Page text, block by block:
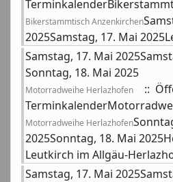
Bikerstammtisch Anzenkirchen
2025Samstag, 17. Mai
Samstag, 17. Mai
Sonntag, 18. Mai 2025
Motorradweihe Herlazhofen
::
Motorradweihe Herlazhofen
2025Sonntag, 18. Mai
Leutkirch im Allgäu-
Samstag, 17. Mai